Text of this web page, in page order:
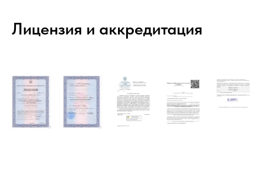
Лицензия и аккредитация